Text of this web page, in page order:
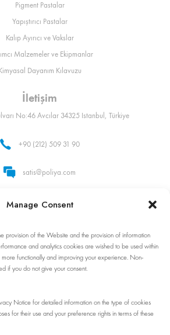
Manage Consent
provision of the Website and the provision of information
and analytics cookies are wished to be used within
functionally and improving your experience. Non-
if you do not give your consent.
Notice for detailed information on the type of cookies
for their use and your preference rights in terms of these
Pigment Pastalar
Yapıştırıcı Pastalar
Kalıp Ayırıcı ve Vakslar
Malzemeler ve Ekipmanlar
Dayanım Kılavuzu
İletişim
No:46 Avcılar 34325 Istanbul, Türkiye
+90 (212) 509 31 90
satis@poliya.com
Whatsapp: +90 (535) 862 92 32
Bizi takip edin!